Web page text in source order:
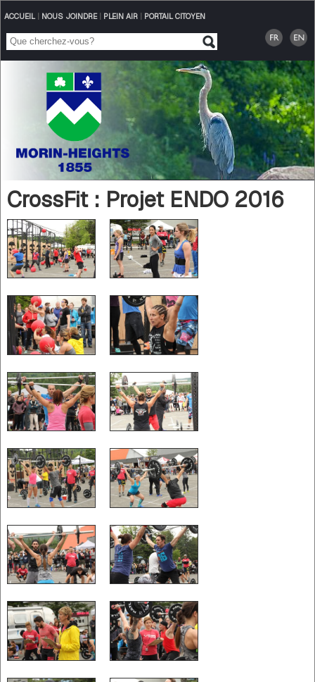
ACCUEIL| NOUS JOINDRE| PLEIN AIR| PORTAIL CITOYEN
CrossFit : Projet ENDO 2016